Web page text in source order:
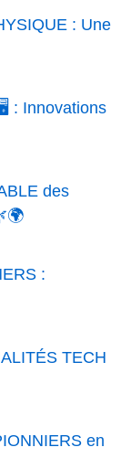
: Une
: Innovations
des
:
TECH
en